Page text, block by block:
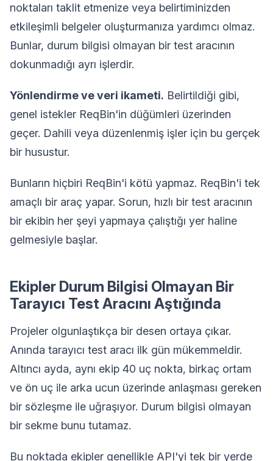
noktaları taklit etmenize veya belirtiminizden
etkileşimli belgeler oluşturmanıza yardımcı olmaz.
Bunlar, durum bilgisi olmayan bir test aracının
dokunmadığı ayrı işlerdir.
Yönlendirme ve veri ikameti. Belirtildiği gibi,
genel istekler ReqBin'in düğümleri üzerinden
geçer. Dahili veya düzenlenmiş işler için bu gerçek
bir husustur.
Bunların hiçbiri ReqBin'i kötü yapmaz. ReqBin'i tek
amaçlı bir araç yapar. Sorun, hızlı bir test aracının
bir ekibin her şeyi yapmaya çalıştığı yer haline
gelmesiyle başlar.
Ekipler Durum Bilgisi Olmayan Bir
Tarayıcı Test Aracını Aştığında
Projeler olgunlaştıkça bir desen ortaya çıkar.
Anında tarayıcı test aracı ilk gün mükemmeldir.
Altıncı ayda, aynı ekip 40 uç nokta, birkaç ortam
ve ön uç ile arka ucun üzerinde anlaşması gereken
bir sözleşme ile uğraşıyor. Durum bilgisi olmayan
bir sekme bunu tutamaz.
Bu noktada ekipler genellikle API'yi tek bir yerde